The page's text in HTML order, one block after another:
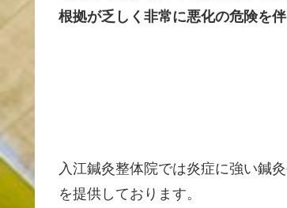
根拠が乏しく非常に悪化の危険を
入江鍼灸整体院では炎症に強い鍼
を提供しております。